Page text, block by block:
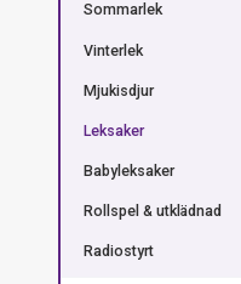
Sommarlek
Vinterlek
Mjukisdjur
Leksaker
Babyleksaker
Rollspel & utklädnad
Radiostyrt